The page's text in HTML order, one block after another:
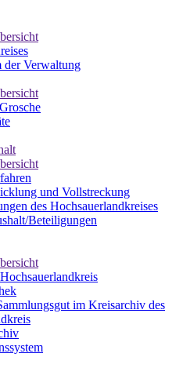
der Verwaltung
und Vollstreckung
des Hochsauerlandkreises
Beteiligungen
im Kreisarchiv des